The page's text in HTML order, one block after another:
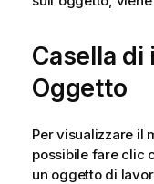
Casella
Oggetto
Per visualizzare il
possibile fare clic
un oggetto di